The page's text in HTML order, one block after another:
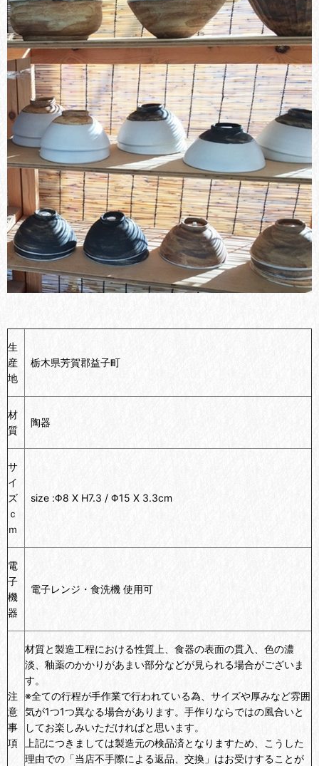
生
産
地
栃木県芳賀郡益子町
材
質
陶器
サ
イ
ズ
ｃ
ｍ
size :Φ8 X H7.3 / Φ15 X 3.3cm
電
子
機
器
電子レンジ・食洗機 使用可
注
意
事
項
材質と製造工程における性質上、食器の表面の貫入、色の濃
淡、釉薬のかかりがあまい部分などが見られる場合がございま
す。
※全ての行程が手作業で行われている為、サイズや厚みなど雰囲
気が1つ1つ異なる場合があります。手作りならではの風合いと
してお楽しみいただければと思います。
上記につきましては製造元の検品済となりますため、こうした
理由での「当店不手際による返品、交換」はお受けすることが